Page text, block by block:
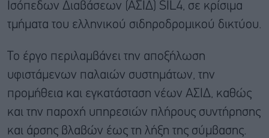
Ισόπεδων Διαβάσεων (ΑΣΙΔ) SIL4, σε κρίσιμα
τμήματα του ελληνικού σιδηροδρομικού δικτύου.
Το έργο περιλαμβάνει την αποξήλωση
υφιστάμενων παλαιών συστημάτων, την
προμήθεια και εγκατάσταση νέων ΑΣΙΔ, καθώς
και την παροχή υπηρεσιών πλήρους συντήρησης
και άρσης βλαβών έως τη λήξη της σύμβασης.